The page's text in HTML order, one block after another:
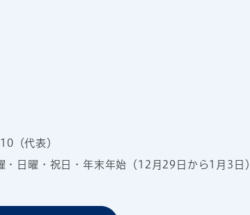
（代表）
・日曜・祝日・年末年始（12月29日から1月3日）